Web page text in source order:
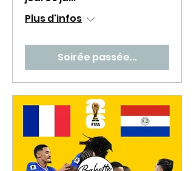
Plus d'infos
Soirée passée...